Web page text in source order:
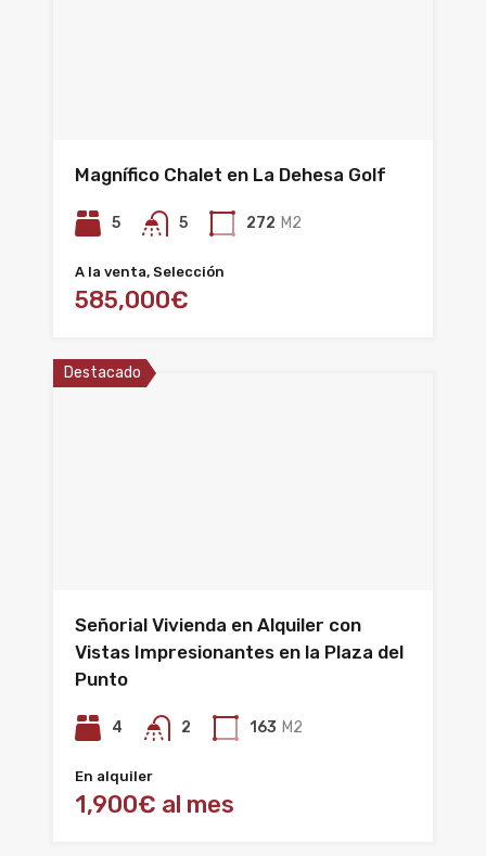
Magnífico Chalet en La Dehesa Golf
5 5 272 M2
A la venta, Selección
585,000€
Destacado
Señorial Vivienda en Alquiler con
Vistas Impresionantes en la Plaza del
Punto
4 2 163 M2
En alquiler
1,900€ al mes